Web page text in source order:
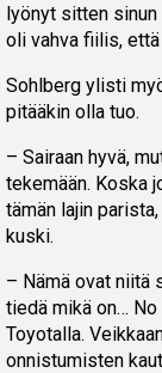
lyönyt sitten
oli vahva fiilis,
Sohlberg ylisti
pitääkin olla tuo.
– Sairaan hyvä,
tekemään. Koska
tämän lajin
kuski.
– Nämä ovat niitä
tiedä mikä on…
Toyotalla.
onnistumisten